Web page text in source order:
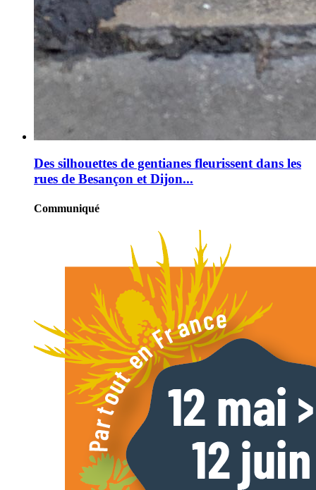
Des silhouettes de gentianes fleurissent dans les
rues de Besançon et Dijon...
Communiqué